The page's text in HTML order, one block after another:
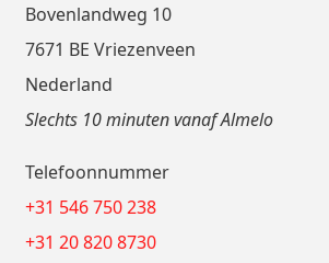
Bovenlandweg 10
7671 BE Vriezenveen
Nederland
Slechts 10 minuten vanaf Almelo
Telefoonnummer
+31 546 750 238
+31 20 820 8730